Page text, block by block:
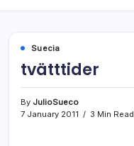
Suecia
tvätttider
By JulioSueco
7 January 2011
3 Min Read